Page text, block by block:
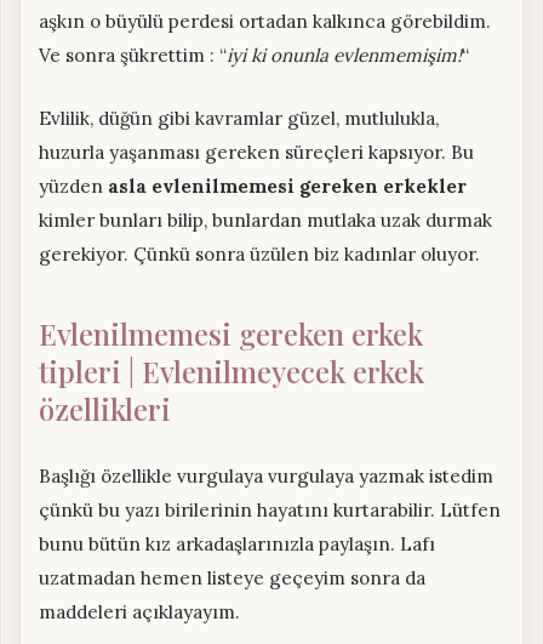
aşkın o büyülü perdesi ortadan kalkınca görebildim.
Ve sonra şükrettim : “iyi ki onunla evlenmemişim!“
Evlilik, düğün gibi kavramlar güzel, mutlulukla,
huzurla yaşanması gereken süreçleri kapsıyor. Bu
yüzden asla evlenilmemesi gereken erkekler
kimler bunları bilip, bunlardan mutlaka uzak durmak
gerekiyor. Çünkü sonra üzülen biz kadınlar oluyor.
Evlenilmemesi gereken erkek
tipleri | Evlenilmeyecek erkek
özellikleri
Başlığı özellikle vurgulaya vurgulaya yazmak istedim
çünkü bu yazı birilerinin hayatını kurtarabilir. Lütfen
bunu bütün kız arkadaşlarınızla paylaşın. Lafı
uzatmadan hemen listeye geçeyim sonra da
maddeleri açıklayayım.